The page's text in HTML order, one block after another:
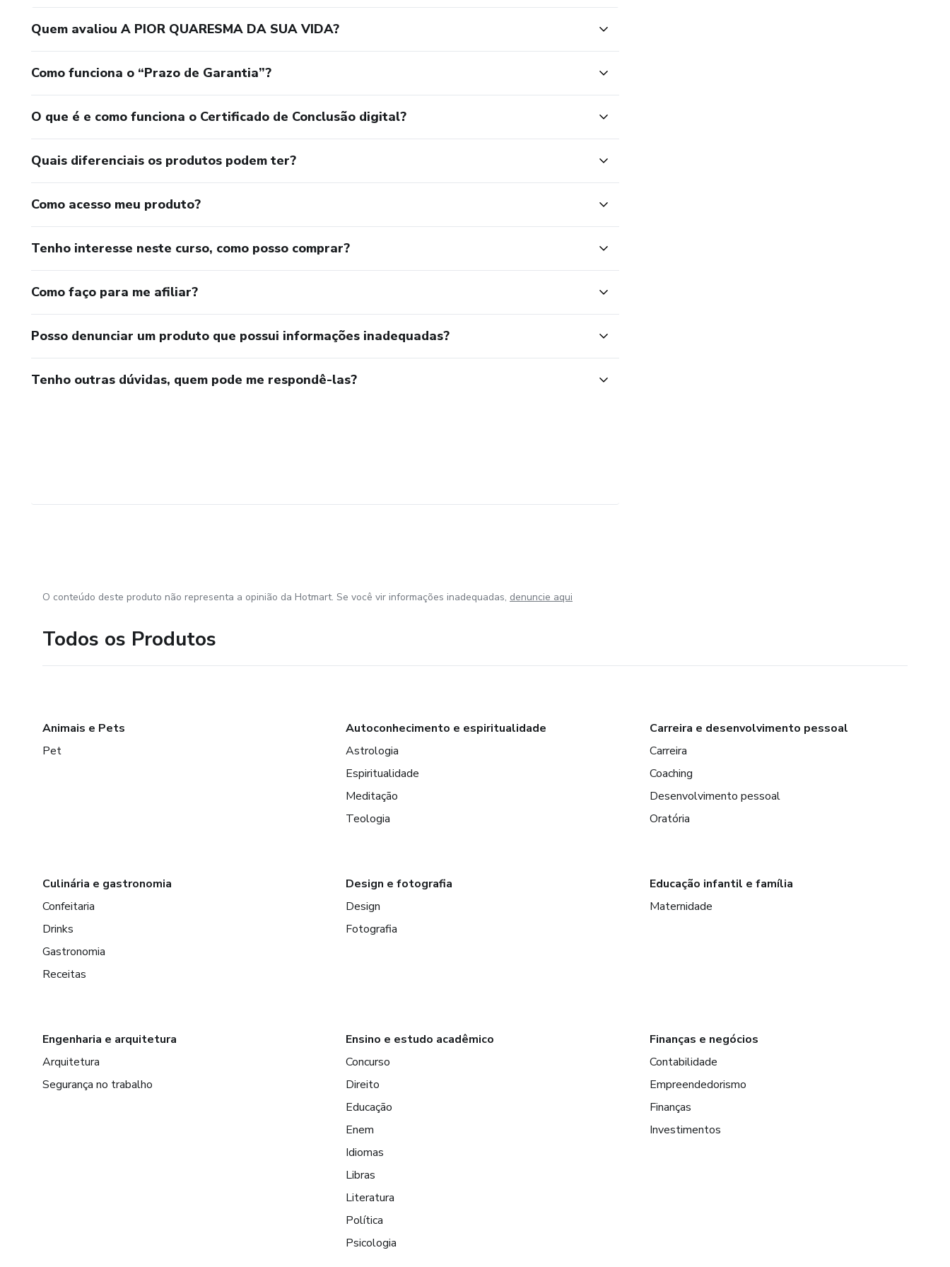
Quem avaliou A PIOR QUARESMA DA SUA VIDA?
Como funciona o “Prazo de Garantia”?
O que é e como funciona o Certificado de Conclusão digital?
Quais diferenciais os produtos podem ter?
Como acesso meu produto?
Tenho interesse neste curso, como posso comprar?
Como faço para me afiliar?
Posso denunciar um produto que possui informações inadequadas?
Tenho outras dúvidas, quem pode me respondê-las?
O conteúdo deste produto não representa a opinião da Hotmart. Se você vir informações inadequadas, denuncie aqui
Todos os Produtos
Animais e Pets
Pet
Autoconhecimento e espiritualidade
Astrologia
Espiritualidade
Meditação
Teologia
Carreira e desenvolvimento pessoal
Carreira
Coaching
Desenvolvimento pessoal
Oratória
Culinária e gastronomia
Confeitaria
Drinks
Gastronomia
Receitas
Design e fotografia
Design
Fotografia
Educação infantil e família
Maternidade
Engenharia e arquitetura
Arquitetura
Segurança no trabalho
Ensino e estudo acadêmico
Concurso
Direito
Educação
Enem
Idiomas
Libras
Literatura
Política
Psicologia
Finanças e negócios
Contabilidade
Empreendedorismo
Finanças
Investimentos